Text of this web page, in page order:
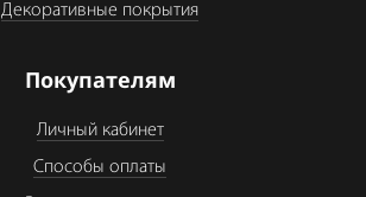
Декоративные покрытия
Покупателям
Личный кабинет
Способы оплаты